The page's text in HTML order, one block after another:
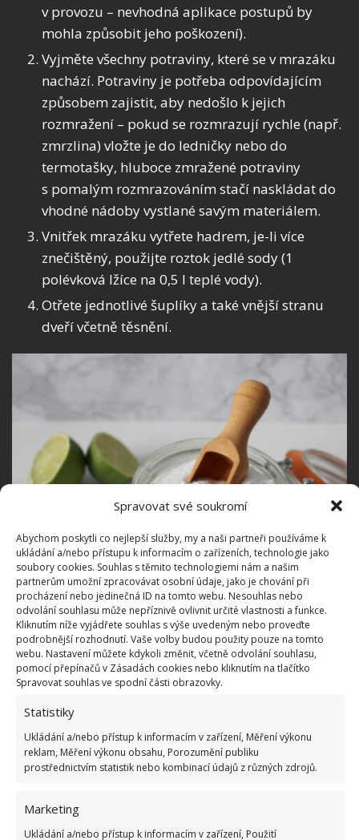
Spravovat své soukromí
Abychom poskytli co nejlepší služby, my a naši partneři používáme k
ukládání a/nebo přístupu k informacím o zařízeních, technologie jako
soubory cookies. Souhlas s těmito technologiemi nám a našim
partnerům umožní zpracovávat osobní údaje, jako je chování při
procházení nebo jedinečná ID na tomto webu. Nesouhlas nebo
odvolání souhlasu může nepříznivě ovlivnit určité vlastnosti a funkce.
Kliknutím níže vyjádřete souhlas s výše uvedeným nebo proveďte
podrobnější rozhodnutí. Vaše volby budou použity pouze na tomto
webu. Nastavení můžete kdykoli změnit, včetně odvolání souhlasu,
pomocí přepínačů v Zásadách cookies nebo kliknutím na tlačítko
Spravovat souhlas ve spodní části obrazovky.
Statistiky
Ukládání a/nebo přístup k informacím v zařízení, Měření výkonu
reklam, Měření výkonu obsahu, Porozumění publiku
prostřednictvím statistik nebo kombinací údajů z různých zdrojů.
Marketing
Ukládání a/nebo přístup k informacím v zařízení, Použití
v provozu – nevhodná aplikace postupů by
mohla způsobit jeho poškození).
Vyjměte všechny potraviny, které se v mrazáku
nachází. Potraviny je potřeba odpovídajícím
způsobem zajistit, aby nedošlo k jejich
rozmražení – pokud se rozmrazují rychle (např.
zmrzlina) vložte je do ledničky nebo do
termotašky, hluboce zmražené potraviny
s pomalým rozmrazováním stačí naskládat do
vhodné nádoby vystlané savým materiálem.
Vnitřek mrazáku vytřete hadrem, je-li více
znečištěný, použijte roztok jedlé sody (1
polévková lžíce na 0,5 l teplé vody).
Otřete jednotlivé šuplíky a také vnější stranu
dveří včetně těsnění.
Fotografie: Pixabay
Takto je mrazák opět připraven k používání.
K čištění aplikujte vždy pouze vodu nebo sodu a
hadřík s jemným vláknem. Chemické či abrazivní
přípravky nebo drátěnky by mohly vnitřek poškodit.
Na co byste neměli při používání
mrazáku zapomínat
výměník. Ten by měl být alespoň jednou za půl roku
zbaven prachu, aby nedocházelo k nežádoucímu